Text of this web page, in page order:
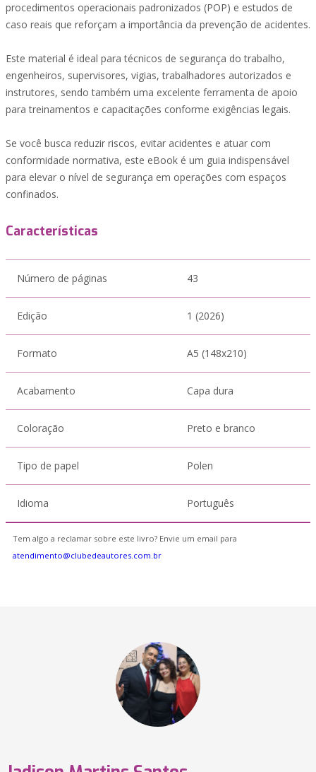
procedimentos operacionais padronizados (POP) e estudos de
caso reais que reforçam a importância da prevenção de acidentes.
Este material é ideal para técnicos de segurança do trabalho,
engenheiros, supervisores, vigias, trabalhadores autorizados e
instrutores, sendo também uma excelente ferramenta de apoio
para treinamentos e capacitações conforme exigências legais.
Se você busca reduzir riscos, evitar acidentes e atuar com
conformidade normativa, este eBook é um guia indispensável
para elevar o nível de segurança em operações com espaços
confinados.
Características
Número de páginas 43
Edição 1 (2026)
Formato A5 (148x210)
Acabamento Capa dura
Coloração Preto e branco
Tipo de papel Polen
Idioma Português
Tem algo a reclamar sobre este livro? Envie um email para
atendimento@clubedeautores.com.br